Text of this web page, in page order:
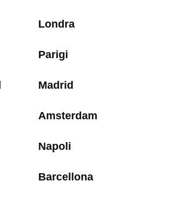
Londra
Parigi
Madrid
Amsterdam
Napoli
Barcellona